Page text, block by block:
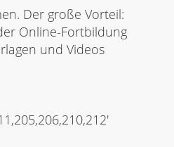
Der große Vorteil:
Online-Fortbildung
und Videos